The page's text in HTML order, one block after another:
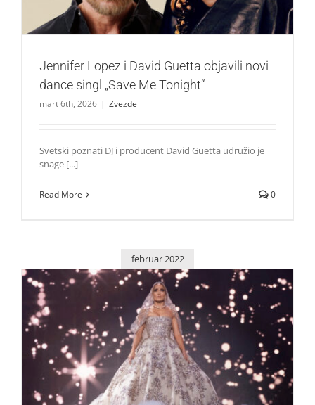
Jennifer Lopez i David Guetta objavili novi
dance singl „Save Me Tonight“
mart 6th, 2026 | Zvezde
Svetski poznati DJ i producent David Guetta udružio je
snage [...]
Read More 0
februar 2022
Održana svečana premijera filma „TI SI TAJ“
Život i zabava